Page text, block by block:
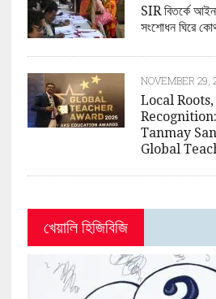
SIR বিতর্কে আইন
সংশোধন ঘিরে
NOVEMBER 29,
Local
Tanmay
Global
খেয়ালি হিজিবিজি